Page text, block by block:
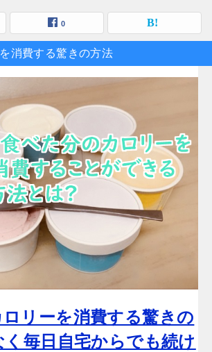
0
消費する驚きの方法
リーを消費する驚きの
く毎日自宅からでも続け